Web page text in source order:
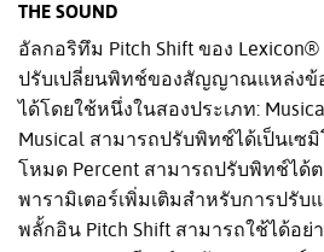
THE SOUND
อัลกอริทึม Pitch Shift ของ
ปรับเปลี่ยนพิทช์ของสัญญาณแหล่งข้
ได้โดยใช้หนึ่งในสองประเภท:
Musical สามารถปรับพิทช์ได้เป็นเซ
โหมด Percent สามารถปรับพิทช์ได้
พารามิเตอร์เพิ่มเติมสำหรับการปรั
พลั้กอิน Pitch Shift สามารถใช้ได้อย่